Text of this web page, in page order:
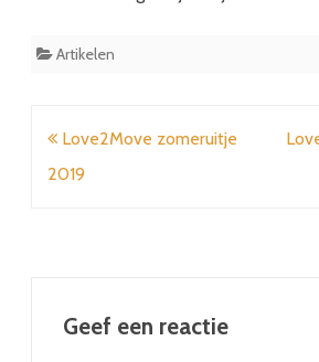
Artikelen
Bericht
navigatie
Love2Move zomeruitje
2019
Geef een reactie